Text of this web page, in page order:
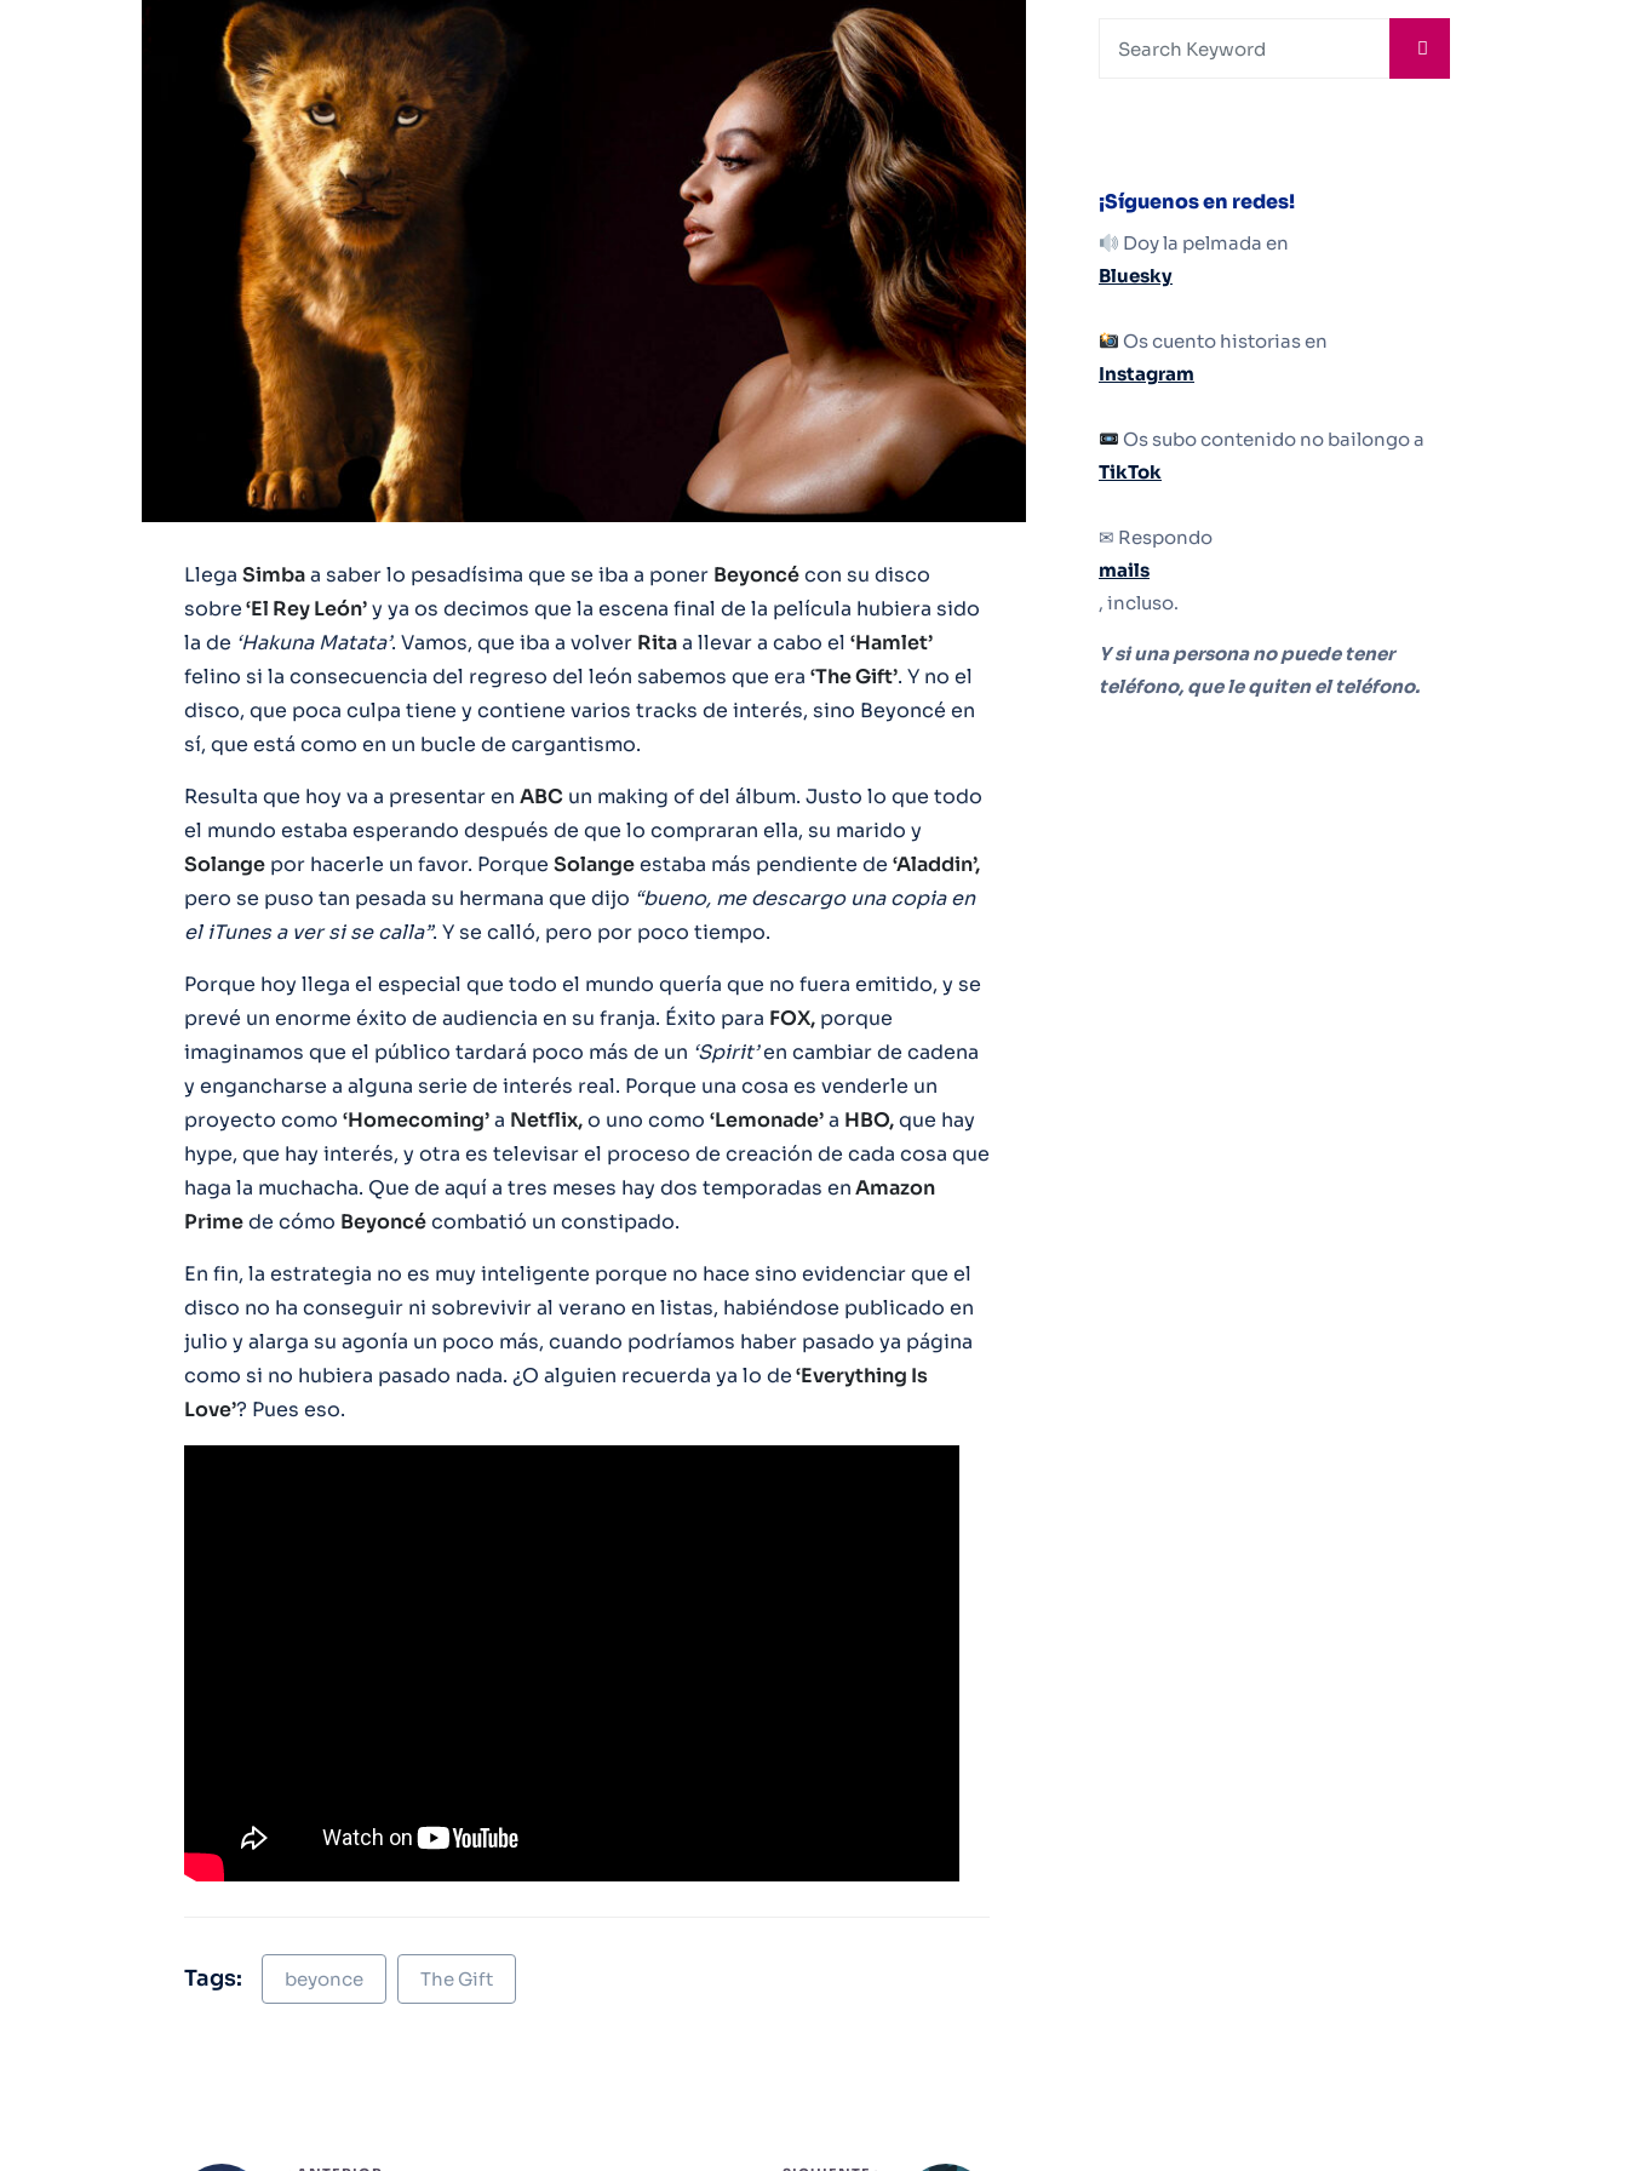
Llega Simbaa saber lo pesadísima que se iba a poner Beyoncécon su disco
sobre‘El Rey León’y ya os decimos que la escena final de la película hubiera sido
la de ‘Hakuna Matata’. Vamos, que iba a volver Ritaa llevar a cabo el ‘Hamlet’
felino si la consecuencia del regreso del león sabemos que era ‘The Gift’. Y no el
disco, que poca culpa tiene y contiene varios tracks de interés, sino Beyoncé en
sí, que está como en un bucle de cargantismo.
Resulta que hoy va a presentar en ABC un making of del álbum. Justo lo que todo
el mundo estaba esperando después de que lo compraran ella, su marido y
Solange por hacerle un favor. Porque Solangeestaba más pendiente de ‘Aladdin’,
pero se puso tan pesada su hermana que dijo “bueno, me descargo una copia en
el iTunes a ver si se calla”. Y se calló, pero por poco tiempo.
Porque hoy llega el especial que todo el mundo quería que no fuera emitido, y se
prevé un enorme éxito de audiencia en su franja. Éxito para FOX, porque
imaginamos que el público tardará poco más de un ‘Spirit’en cambiar de cadena
y engancharse a alguna serie de interés real. Porque una cosa es venderle un
proyecto como ‘Homecoming’a Netflix,o uno como ‘Lemonade’a HBO,que hay
hype, que hay interés, y otra es televisar el proceso de creación de cada cosa que
haga la muchacha. Que de aquí a tres meses hay dos temporadas enAmazon
Primede cómo Beyoncécombatió un constipado.
En fin, la estrategia no es muy inteligente porque no hace sino evidenciar que el
disco no ha conseguir ni sobrevivir al verano en listas, habiéndose publicado en
julio y alarga su agonía un poco más, cuando podríamos haber pasado ya página
como si no hubiera pasado nada. ¿O alguien recuerda ya lo de‘Everything Is
Love’? Pues eso.
Tags: beyonce The Gift
¡Síguenos en redes!
Doy la pelmada en
Bluesky
Os cuento historias en
Instagram
Os subo contenido no bailongo a
TikTok
✉ Respondo
mails
, incluso.
Y si una persona no puede tener
teléfono, que le quiten el teléfono.